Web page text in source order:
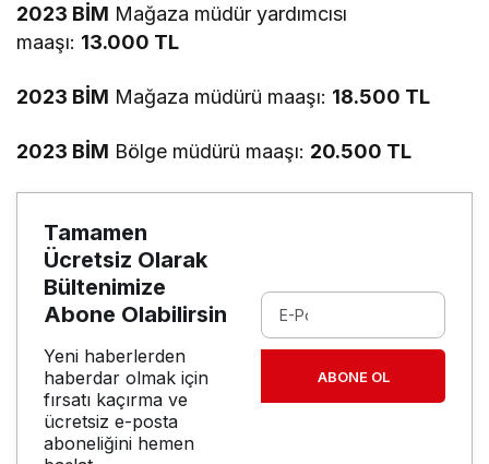
2023 BİM Mağaza müdür yardımcısı
maaşı: 13.000 TL
2023 BİM Mağaza müdürü maaşı: 18.500 TL
2023 BİM Bölge müdürü maaşı: 20.500 TL
Tamamen
Ücretsiz Olarak
Bültenimize
Abone Olabilirsin
Yeni haberlerden
haberdar olmak için
fırsatı kaçırma ve
ücretsiz e-posta
aboneliğini hemen
ABONE OL